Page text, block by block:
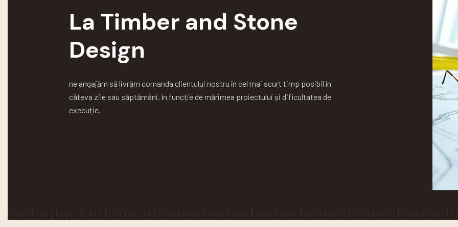
La Timber and Stone
Design
ne angajăm să livrăm comanda clientului nostru în cel mai scurt timp posibil în
câteva zile sau săptămâni, în funcție de mărimea proiectului și dificultatea de
execuție.